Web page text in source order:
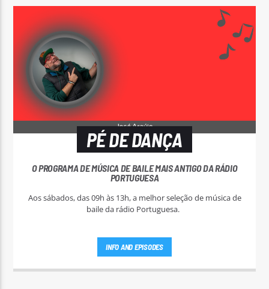
PÉ DE DANÇA
O PROGRAMA DE MÚSICA DE BAILE MAIS ANTIGO DA RÁDIO
PORTUGUESA
Aos sábados, das 09h às 13h, a melhor seleção de música de
INFO AND EPISODES